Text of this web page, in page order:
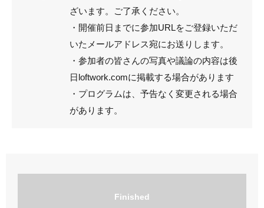
ざいます。ご了承ください。
・開催前日までに参加URLをご登録いただ
いたメールアドレス宛にお送りします。
・参加者の皆さんの写真や議論の内容は後
日loftwork.comに掲載する場合があります
・プログラムは、予告なく変更される場合
があります。
Finished